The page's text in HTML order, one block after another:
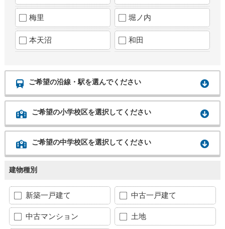
梅里 堀ノ内
本天沼 和田
ご希望の沿線・駅を選んでください
ご希望の小学校区を選択してください
ご希望の中学校区を選択してください
建物種別
新築一戸建て 中古一戸建て
中古マンション 土地